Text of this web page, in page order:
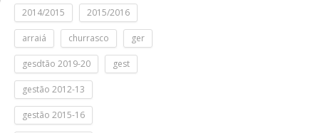
2014/2015 2015/2016
arraiá churrasco ger
gesdtão 2019-20 gest
gestão 2012-13
gestão 2015-16